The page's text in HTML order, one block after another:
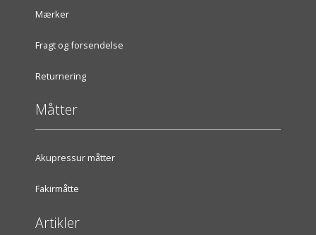
Mærker
Fragt og forsendelse
Returnering
Måtter
Akupressur måtter
Fakirmåtte
Artikler